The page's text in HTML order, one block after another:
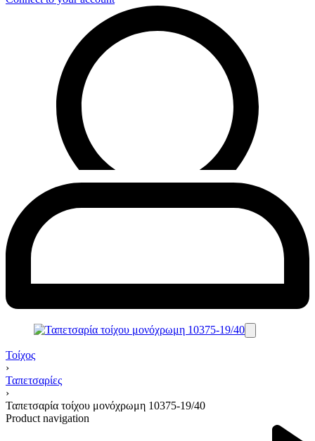
Τοίχος
›
Ταπετσαρίες
›
Ταπετσαρία τοίχου μονόχρωμη 10375-19/40
Product navigation